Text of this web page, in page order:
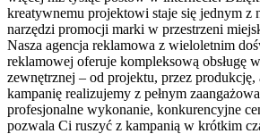
kreatywnemu projektowi staje się jednym z
narzędzi promocji marki w przestrzeni
Nasza agencja reklamowa z wieloletnim
reklamowej oferuje kompleksową obsługę
zewnętrznej – od projektu, przez produkcję,
kampanię realizujemy z pełnym
profesjonalne wykonanie, konkurencyjne
pozwala Ci ruszyć z kampanią w krótkim